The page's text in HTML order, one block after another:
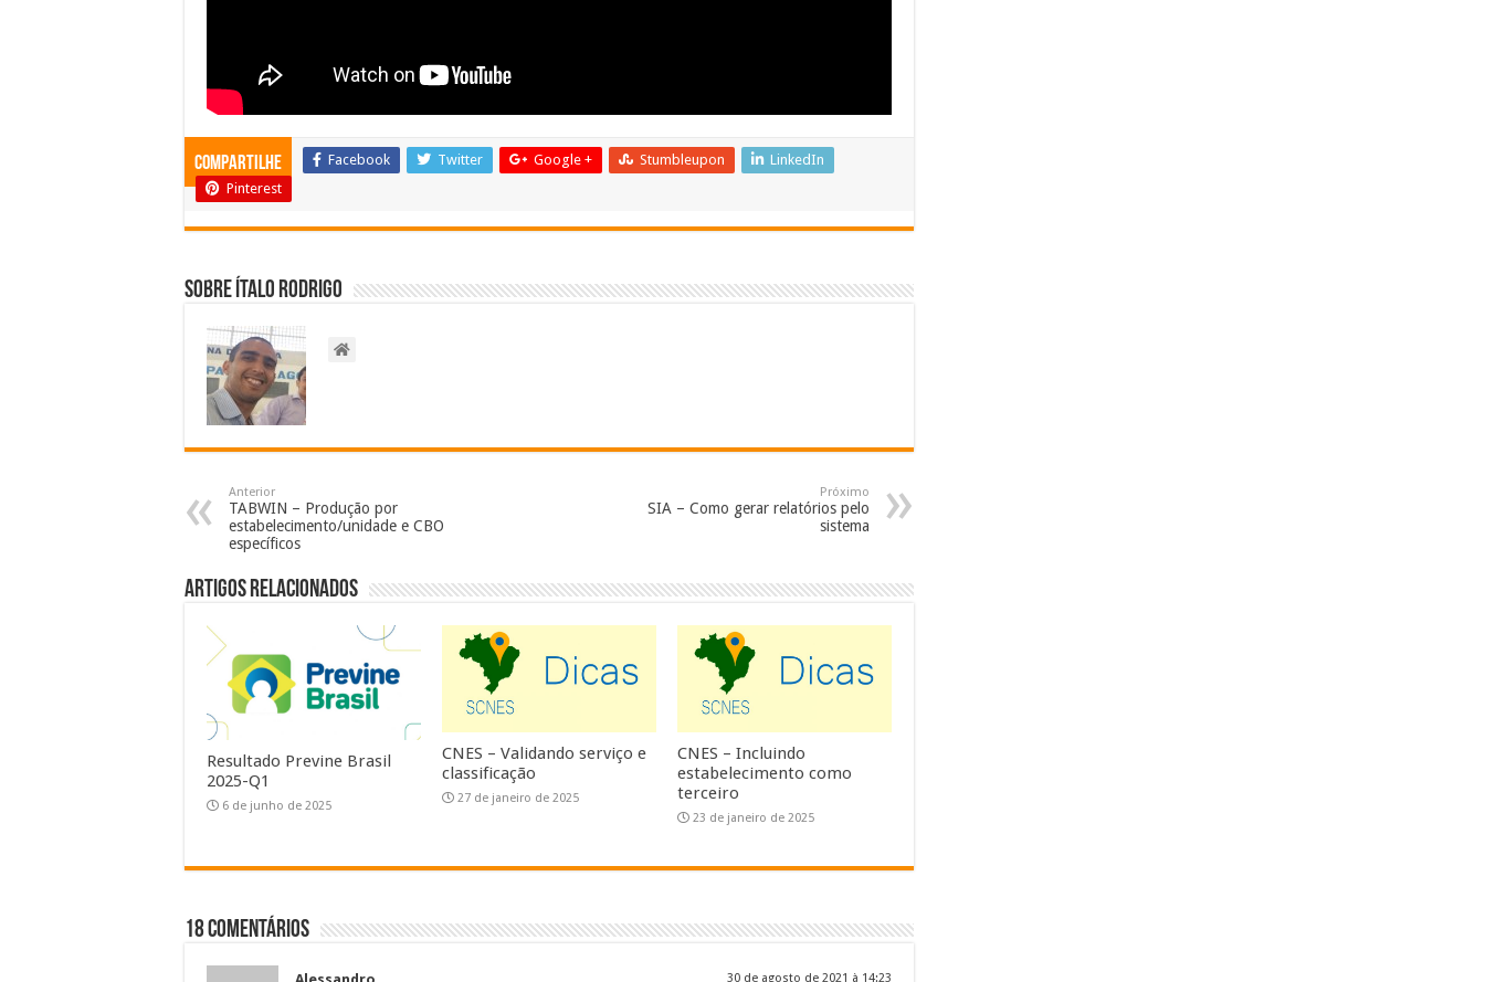
Compartilhe Facebook Twitter Google + Stumbleupon
LinkedIn
Pinterest
Sobre Ítalo Rodrigo
Anterior
TABWIN – Produção por
estabelecimento/unidade e CBO
específicos
Próximo
SIA – Como gerar relatórios pelo
sistema
Artigos Relacionados
Resultado Previne Brasil
2025-Q1
6 de junho de 2025
CNES – Validando serviço e
classificação
27 de janeiro de 2025
CNES – Incluindo
estabelecimento como
terceiro
23 de janeiro de 2025
18 comentários
30 de agosto de 2021 à 14:23